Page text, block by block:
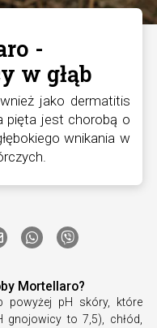
-
w głąb
jako dermatitis
pięta jest chorobą o
wnikania w
Mortellaro?
powyżej pH skóry, które
to 7,5), chłód,